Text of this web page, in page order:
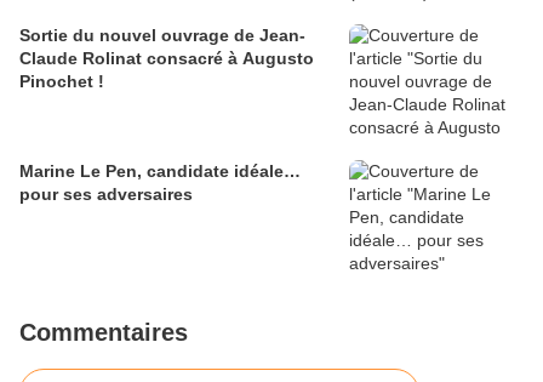
Sortie du nouvel ouvrage de Jean-
Claude Rolinat consacré à Augusto
Pinochet !
Marine Le Pen, candidate idéale…
pour ses adversaires
Commentaires